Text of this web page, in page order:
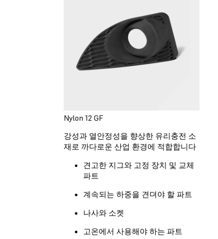
Nylon 12 GF
강성과 열안정성을 향상한 유리충전 소
재로 까다로운 산업 환경에 적합합니다
견고한 지그와 고정 장치 및 교체
파트
계속되는 하중을 견뎌야 할 파트
나사와 소켓
고온에서 사용해야 하는 파트